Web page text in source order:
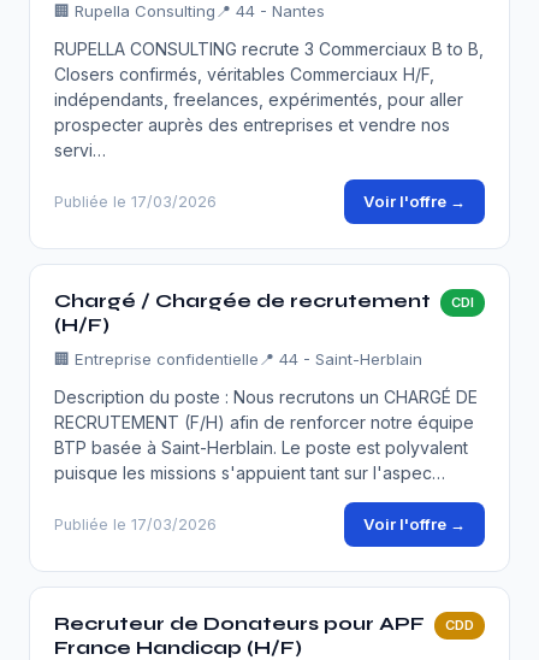
🏢 Rupella Consulting 📍 44 - Nantes
RUPELLA CONSULTING recrute 3 Commerciaux B to B,
Closers confirmés, véritables Commerciaux H/F,
indépendants, freelances, expérimentés, pour aller
prospecter auprès des entreprises et vendre nos
servi…
Publiée le 17/03/2026 Voir l'offre →
Chargé / Chargée de recrutement
(H/F)
CDI
🏢 Entreprise confidentielle 📍 44 - Saint-Herblain
Description du poste : Nous recrutons un CHARGÉ DE
RECRUTEMENT (F/H) afin de renforcer notre équipe
BTP basée à Saint-Herblain. Le poste est polyvalent
puisque les missions s'appuient tant sur l'aspec…
Publiée le 17/03/2026 Voir l'offre →
Recruteur de Donateurs pour APF
France Handicap (H/F)
CDD